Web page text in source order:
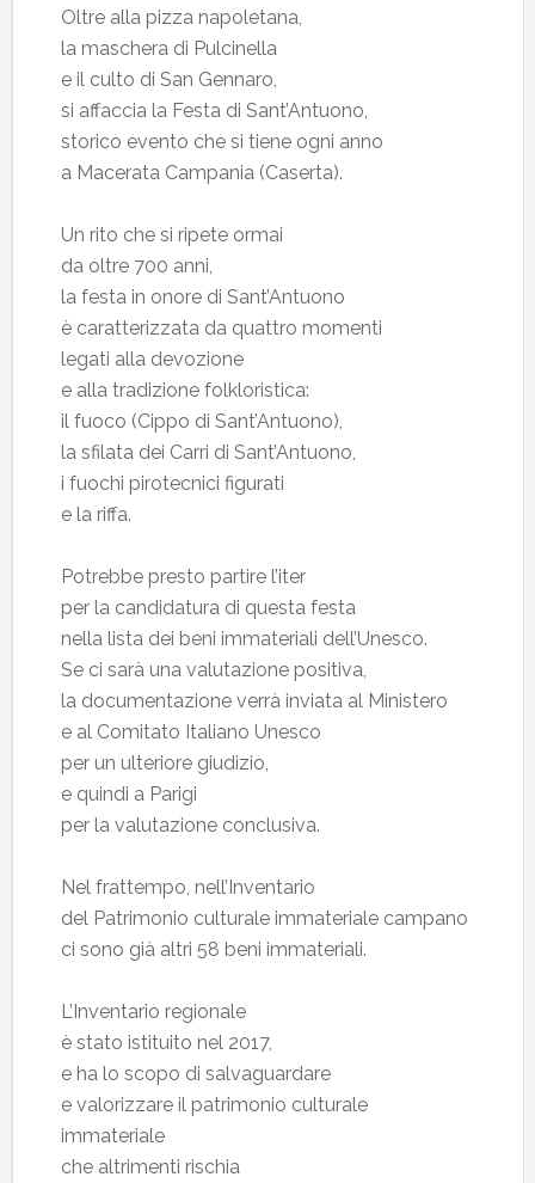
Oltre alla pizza napoletana,
la maschera di Pulcinella
e il culto di San Gennaro,
si affaccia la Festa di Sant’Antuono,
storico evento che si tiene ogni anno
a Macerata Campania (Caserta).
Un rito che si ripete ormai
da oltre 700 anni,
la festa in onore di Sant’Antuono
è caratterizzata da quattro momenti
legati alla devozione
e alla tradizione folkloristica:
il fuoco (Cippo di Sant’Antuono),
la sfilata dei Carri di Sant’Antuono,
i fuochi pirotecnici figurati
e la riffa.
Potrebbe presto partire l’iter
per la candidatura di questa festa
nella lista dei beni immateriali dell’Unesco.
Se ci sarà una valutazione positiva,
la documentazione verrà inviata al Ministero
e al Comitato Italiano Unesco
per un ulteriore giudizio,
e quindi a Parigi
per la valutazione conclusiva.
Nel frattempo, nell’Inventario
del Patrimonio culturale immateriale campano
ci sono già altri 58 beni immateriali.
L’Inventario regionale
è stato istituito nel 2017,
e ha lo scopo di salvaguardare
e valorizzare il patrimonio culturale
immateriale
che altrimenti rischia